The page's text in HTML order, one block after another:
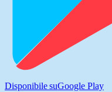
Disponibile suGoogle Play